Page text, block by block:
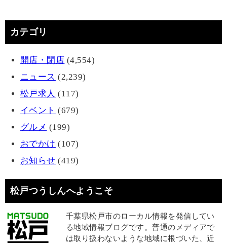
カテゴリ
開店・閉店 (4,554)
ニュース (2,239)
松戸求人 (117)
イベント (679)
グルメ (199)
おでかけ (107)
お知らせ (419)
松戸つうしんへようこそ
千葉県松戸市のローカル情報を発信してい
る地域情報ブログです。普通のメディアで
は取り扱わないような地域に根づいた、近